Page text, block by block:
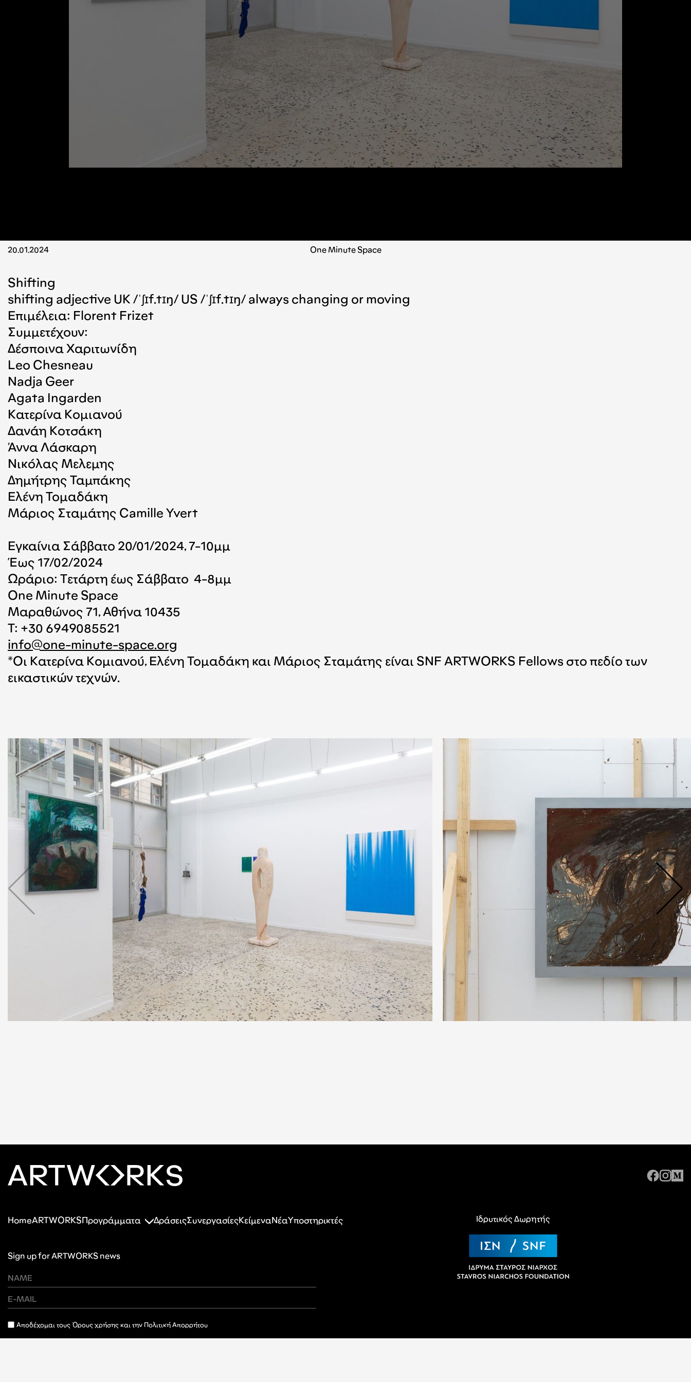
20.01.2024 One Minute Space
Shifting
shifting adjective UK /ˈʃɪf.tɪŋ/ US /ˈʃɪf.tɪŋ/ always changing or moving
Επιμέλεια: Florent Frizet
Συμμετέχουν:
Δέσποινα Χαριτωνίδη
Leo Chesneau
Nadja Geer
Agata Ingarden
Κατερίνα Κομιανού
Δανάη Κοτσάκη
Άννα Λάσκαρη
Νικόλας Μελεμης
Δημήτρης Ταμπάκης
Ελένη Τομαδάκη
Μάριος Σταμάτης Camille Yvert
Εγκαίνια Σάββατο 20/01/2024, 7-10μμ
Έως 17/02/2024
Ωράριο: Tετάρτη έως Σάββατο 4-8μμ
One Minute Space
Μαραθώνος 71, Αθήνα 10435
T: +30 6949085521
info@one-minute-space.org
*Οι Κατερίνα Κομιανού, Ελένη Τομαδάκη και Μάριος Σταμάτης είναι SNF ARTWORKS Fellows στο πεδίο των
εικαστικών τεχνών.
HomeARTWORKSΠρογράμματα ΔράσειςΣυνεργασίεςΚείμεναNέαΥποστηρικτές
Sign up for ARTWORKS news
Αποδέχομαι τους Όρους χρήσης και την Πολιτική Απορρήτου
Ιδρυτικός Δωρητής